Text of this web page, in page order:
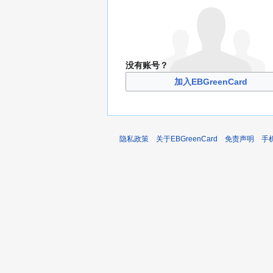
没有账号？
加入EBGreenCard
隐私政策 关于EBGreenCard 免责声明 手